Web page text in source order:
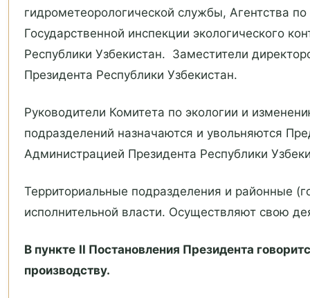
гидрометеорологической службы, Агентства
Государственной инспекции экологического
Республики Узбекистан. Заместители
Президента Республики Узбекистан.
Руководители Комитета по экологии и
подразделений назначаются и увольняются
Администрацией Президента Республики
Территориальные подразделения и районные
исполнительной власти. Осуществляют свою
В пункте II Постановления Президента
производству.